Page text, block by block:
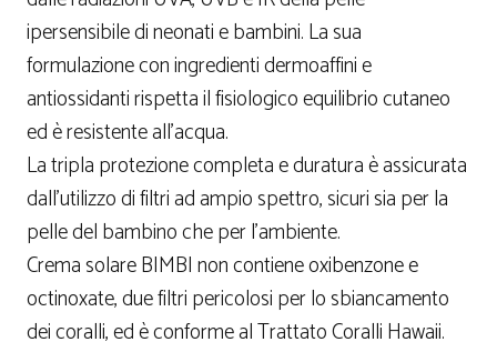
ipersensibile di neonati e bambini. La sua
formulazione con ingredienti dermoaffini e
antiossidanti rispetta il fisiologico equilibrio cutaneo
ed è resistente all’acqua.
La tripla protezione completa e duratura è assicurata
dall’utilizzo di filtri ad ampio spettro, sicuri sia per la
pelle del bambino che per l’ambiente.
Crema solare BIMBI non contiene oxibenzone e
octinoxate, due filtri pericolosi per lo sbiancamento
dei coralli, ed è conforme al Trattato Coralli Hawaii.